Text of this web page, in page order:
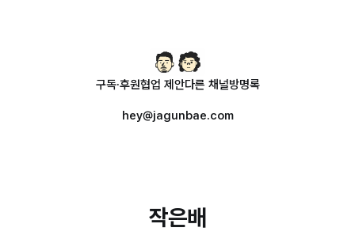
구독·후원협업 제안다른 채널방명록
hey@jagunbae.com
작은배